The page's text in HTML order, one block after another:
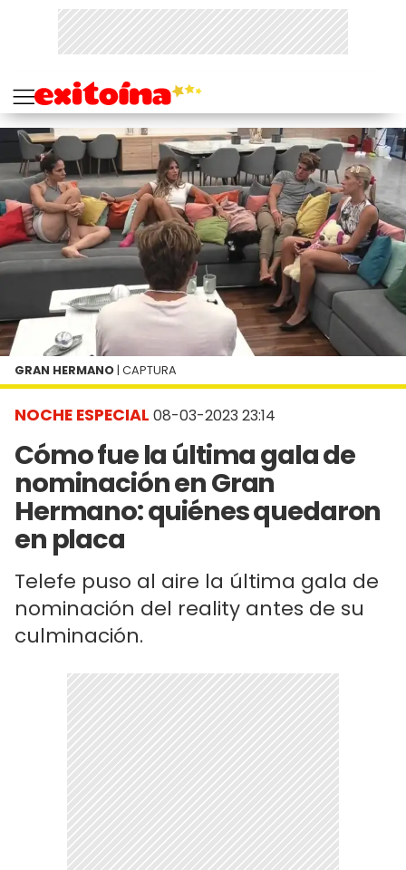
NOCHE ESPECIAL 08-03-2023 23:14
Cómo fue la última gala de
nominación en Gran
Hermano: quiénes quedaron
en placa
Telefe puso al aire la última gala de
nominación del reality antes de su
culminación.
GRAN HERMANO | CAPTURA